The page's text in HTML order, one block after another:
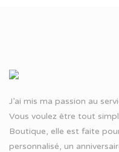
J’ai mis ma passion au
Vous voulez être tout
Boutique, elle est faite
personnalisé, un